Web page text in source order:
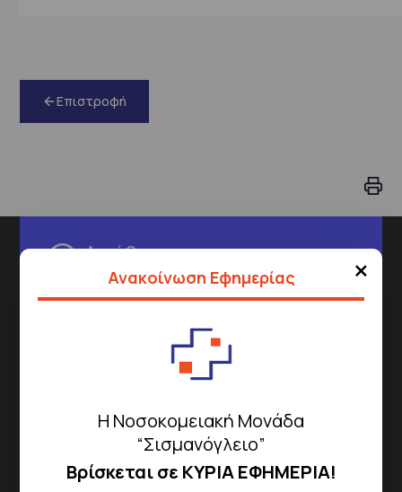
×
Ανακοίνωση Εφημερίας
Η Νοσοκομειακή Μονάδα
“Σισμανόγλειο”
Βρίσκεται σε ΚΥΡΙΑ ΕΦΗΜΕΡΙΑ!
Επιστροφή
Διεύθυνση
Σισμανόγλειου 1,
Μαρούσι 151 26,
Περιοχής